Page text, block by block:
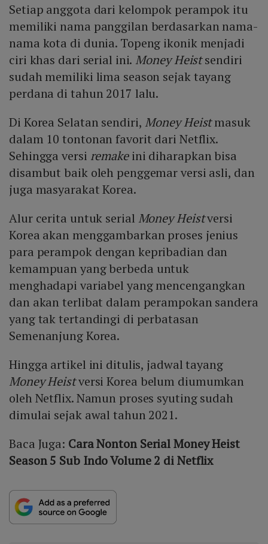
Setiap anggota dari kelompok perampok itu
memiliki nama panggilan berdasarkan nama-
nama kota di dunia. Topeng ikonik menjadi
ciri khas dari serial ini. Money Heistsendiri
sudah memiliki lima season sejak tayang
perdana di tahun 2017 lalu.
Di Korea Selatan sendiri, Money Heistmasuk
dalam 10 tontonan favorit dari Netflix.
Sehingga versi remakeini diharapkan bisa
disambut baik oleh penggemar versi asli, dan
juga masyarakat Korea.
Alur cerita untuk serial Money Heistversi
Korea akan menggambarkan proses jenius
para perampok dengan kepribadian dan
kemampuan yang berbeda untuk
menghadapi variabel yang mencengangkan
dan akan terlibat dalam perampokan sandera
yang tak tertandingi di perbatasan
Semenanjung Korea.
Hingga artikel ini ditulis, jadwal tayang
Money Heistversi Korea belum diumumkan
oleh Netflix. Namun proses syuting sudah
dimulai sejak awal tahun 2021.
Baca Juga: Cara Nonton Serial Money Heist
Season 5 Sub Indo Volume 2 di Netflix